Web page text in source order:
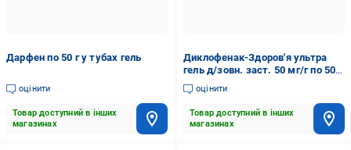
Дарфен по 50 г у тубах гель
оцінити
Товар доступний в інших
магазинах
Диклофенак-Здоров'я ультра
гель д/зовн. заст. 50 мг/г по 50 г
у тубах гель
оцінити
Товар доступний в інших
магазинах